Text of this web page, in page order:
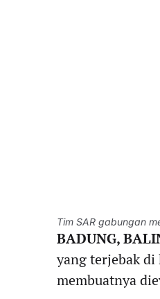
Tim SAR gabungan
BADUNG,
yang terjebak di
membuatnya